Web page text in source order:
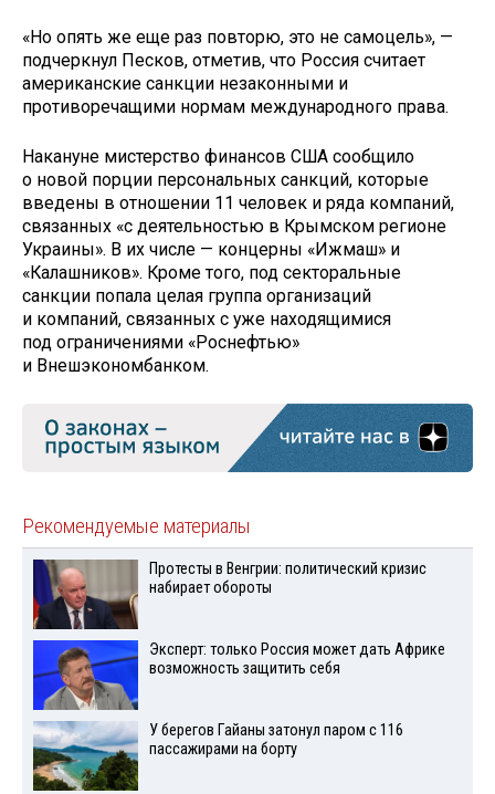
«Но опять же еще раз повторю, это не самоцель», —
подчеркнул Песков, отметив, что Россия считает
американские санкции незаконными и
противоречащими нормам международного права.
Накануне мистерство финансов США сообщило
о новой порции персональных санкций, которые
введены в отношении 11 человек и ряда компаний,
связанных «с деятельностью в Крымском регионе
Украины». В их числе — концерны «Ижмаш» и
«Калашников». Кроме того, под секторальные
санкции попала целая группа организаций
и компаний, связанных с уже находящимися
под ограничениями «Роснефтью»
и Внешэкономбанком.
Рекомендуемые материалы
Протесты в Венгрии: политический кризис
набирает обороты
Эксперт: только Россия может дать Африке
возможность защитить себя
У берегов Гайаны затонул паром с 116
пассажирами на борту